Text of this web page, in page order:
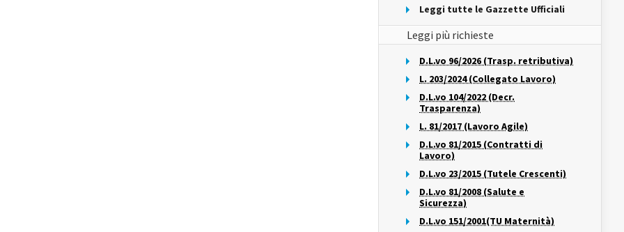
Leggi tutte le Gazzette Ufficiali
Leggi più richieste
D.L.vo 96/2026 (Trasp. retributiva)
L. 203/2024 (Collegato Lavoro)
D.L.vo 104/2022 (Decr.
Trasparenza)
L. 81/2017 (Lavoro Agile)
D.L.vo 81/2015 (Contratti di
Lavoro)
D.L.vo 23/2015 (Tutele Crescenti)
D.L.vo 81/2008 (Salute e
Sicurezza)
D.L.vo 151/2001(TU Maternità)